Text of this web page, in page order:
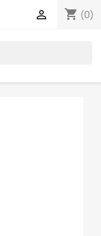
shopping_cart (0)
